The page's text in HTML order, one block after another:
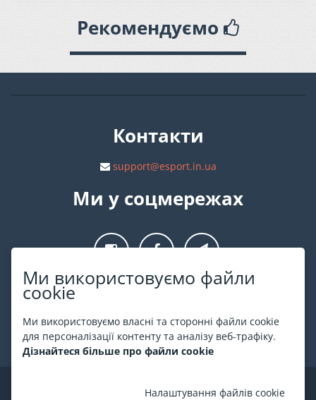
Ми використовуємо файли
cookie
Ми використовуємо власні та сторонні файли cookie
для персоналізації контенту та аналізу веб-трафіку.
Дізнайтеся більше про файли cookie
Налаштування файлів cookie
Рекомендуємо
Контакти
support@esport.in.ua
Ми у соцмережах
Про ESPORT.in.ua
На ESPORT.in.ua представлена афіша Києва та інших міст
України. Всі квитки продаються офіційно. Ми працюємо
безпосередньо з касами.